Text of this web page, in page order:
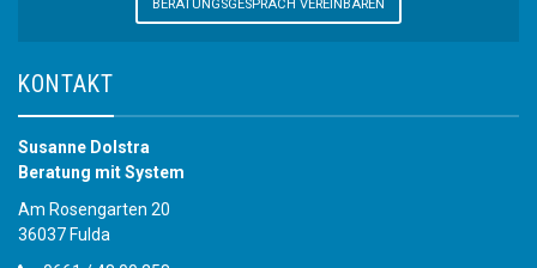
BERATUNGSGESPRÄCH VEREINBAREN
KONTAKT
Susanne Dolstra
Beratung mit System
Am Rosengarten 20
36037 Fulda